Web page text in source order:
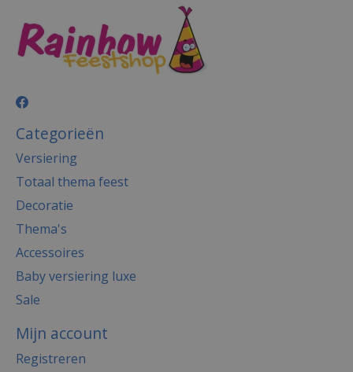
Categorieën
Versiering
Totaal thema feest
Decoratie
Thema's
Accessoires
Baby versiering luxe
Sale
Mijn account
Registreren